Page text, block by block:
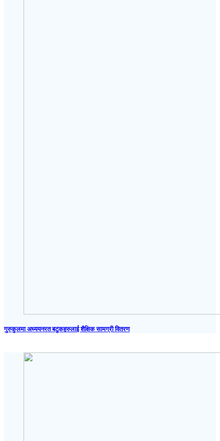
गुरुकुलमा अध्ययनरत बटुकहरुलाई शैक्षिक सामग्री वितरण